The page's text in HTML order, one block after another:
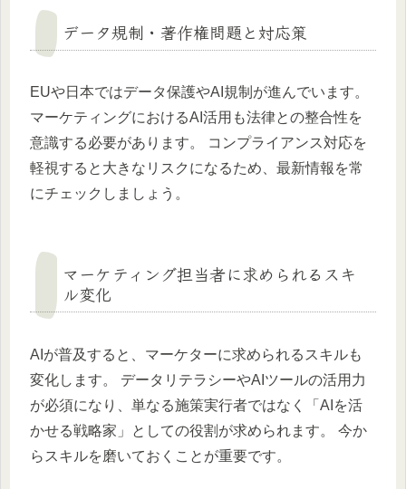
データ規制・著作権問題と対応策
EUや日本ではデータ保護やAI規制が進んでいます。
マーケティングにおけるAI活用も法律との整合性を
意識する必要があります。 コンプライアンス対応を
軽視すると大きなリスクになるため、最新情報を常
にチェックしましょう。
マーケティング担当者に求められるスキ
ル変化
AIが普及すると、マーケターに求められるスキルも
変化します。 データリテラシーやAIツールの活用力
が必須になり、単なる施策実行者ではなく「AIを活
かせる戦略家」としての役割が求められます。 今か
らスキルを磨いておくことが重要です。